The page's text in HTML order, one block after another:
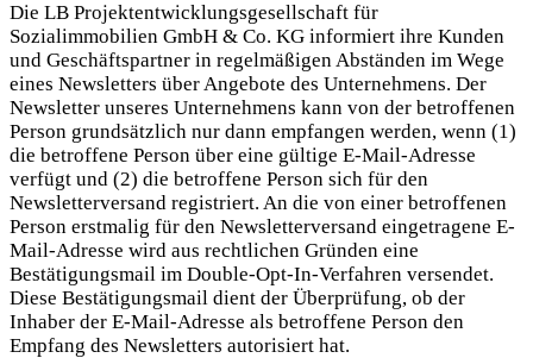
Die LB Projektentwicklungsgesellschaft für
Sozialimmobilien GmbH & Co. KG informiert ihre Kunden
und Geschäftspartner in regelmäßigen Abständen im Wege
eines Newsletters über Angebote des Unternehmens. Der
Newsletter unseres Unternehmens kann von der betroffenen
Person grundsätzlich nur dann empfangen werden, wenn (1)
die betroffene Person über eine gültige E-Mail-Adresse
verfügt und (2) die betroffene Person sich für den
Newsletterversand registriert. An die von einer betroffenen
Person erstmalig für den Newsletterversand eingetragene E-
Mail-Adresse wird aus rechtlichen Gründen eine
Bestätigungsmail im Double-Opt-In-Verfahren versendet.
Diese Bestätigungsmail dient der Überprüfung, ob der
Inhaber der E-Mail-Adresse als betroffene Person den
Empfang des Newsletters autorisiert hat.